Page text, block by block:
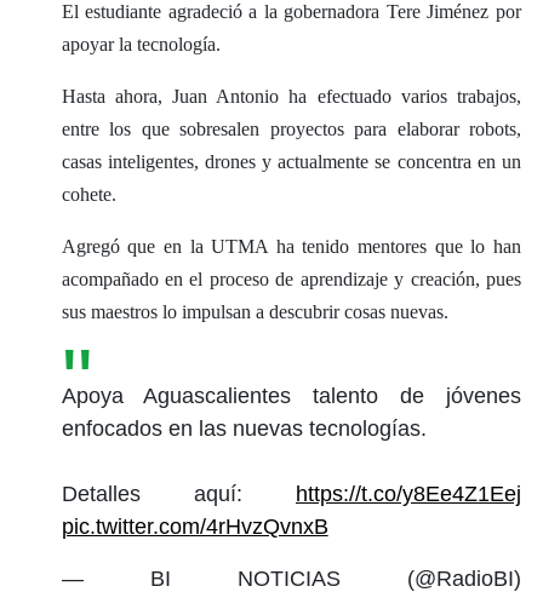
El estudiante agradeció a la gobernadora Tere Jiménez por
apoyar la tecnología.
Hasta ahora, Juan Antonio ha efectuado varios trabajos,
entre los que sobresalen proyectos para elaborar robots,
casas inteligentes, drones y actualmente se concentra en un
cohete.
Agregó que en la UTMA ha tenido mentores que lo han
acompañado en el proceso de aprendizaje y creación, pues
sus maestros lo impulsan a descubrir cosas nuevas.
Apoya Aguascalientes talento de jóvenes
enfocados en las nuevas tecnologías.
Detalles aquí: https://t.co/y8Ee4Z1Eej
pic.twitter.com/4rHvzQvnxB
— BI NOTICIAS (@RadioBI)